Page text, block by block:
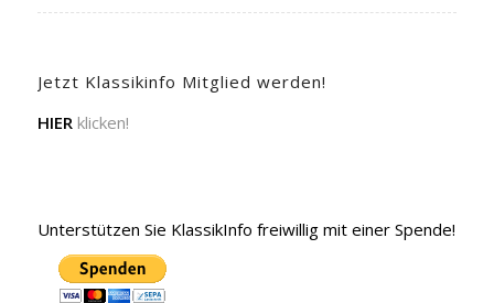
Jetzt Klassikinfo Mitglied werden!
HIER klicken!
Unterstützen Sie KlassikInfo freiwillig mit einer Spende!